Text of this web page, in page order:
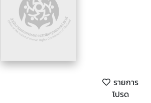
รายการ
โปรด